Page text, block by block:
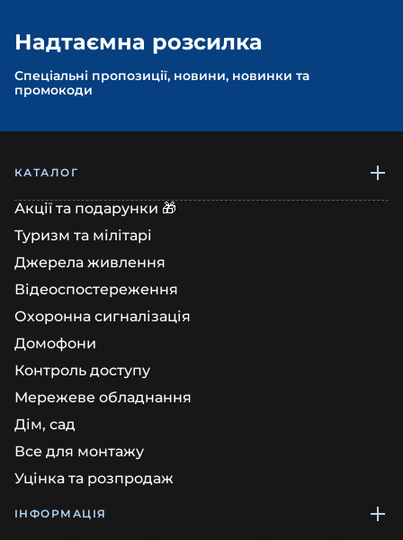
Надтаємна розсилка
Спеціальні пропозиції, новини, новинки та
промокоди
КАТАЛОГ
Акції та подарунки 🎁
Туризм та мілітарі
Джерела живлення
Відеоспостереження
Охоронна сигналізація
Домофони
Контроль доступу
Мережеве обладнання
Дім, сад
Все для монтажу
Уцінка та розпродаж
ІНФОРМАЦІЯ